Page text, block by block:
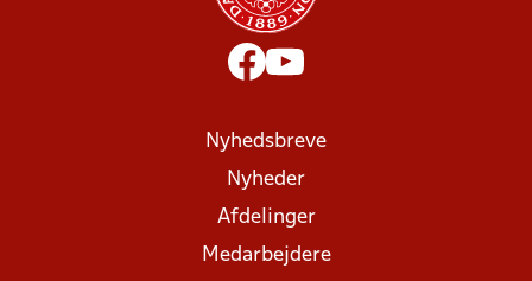
Nyhedsbreve
Nyheder
Afdelinger
Medarbejdere